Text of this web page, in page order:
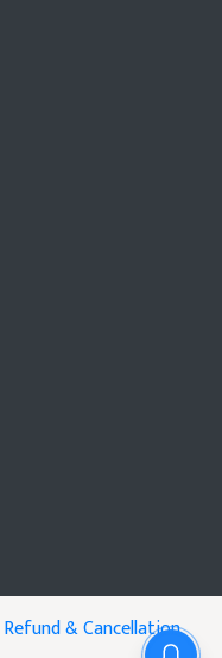
Refund & Cancellation